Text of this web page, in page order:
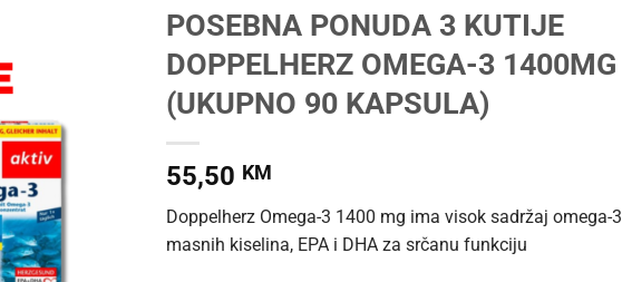
POSEBNA PONUDA 3 KUTIJE
DOPPELHERZ OMEGA-3 1400MG
(UKUPNO 90 KAPSULA)
55,50 KM
Doppelherz Omega-3 1400 mg ima visok sadržaj omega-3
masnih kiselina, EPA i DHA za srčanu funkciju